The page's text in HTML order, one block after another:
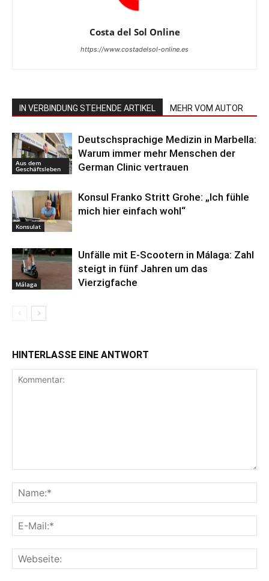
Costa del Sol Online
https://www.costadelsol-online.es
IN VERBINDUNG STEHENDE ARTIKEL MEHR VOM AUTOR
Aus dem
Geschäftsleben
Deutschsprachige Medizin in Marbella:
Warum immer mehr Menschen der
German Clinic vertrauen
Konsulat
Konsul Franko Stritt Grohe: „Ich fühle
mich hier einfach wohl“
Málaga
Unfälle mit E-Scootern in Málaga: Zahl
steigt in fünf Jahren um das
Vierzigfache
HINTERLASSE EINE ANTWORT